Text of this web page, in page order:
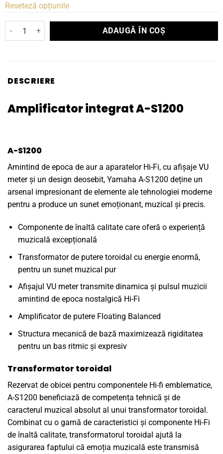
Reseteză opțiunile
Cantitate Amplificator integrat Yamaha A-S1200
ADAUGĂ ÎN COȘ
DESCRIERE
Amplificator integrat A-S1200
A-S1200
Amintind de epoca de aur a aparatelor Hi-Fi, cu afișaje VU
meter și un design deosebit, Yamaha A-S1200 deține un
arsenal impresionant de elemente ale tehnologiei moderne
pentru a produce un sunet emoționant, muzical și precis.
Componente de înaltă calitate care oferă o experiență
muzicală excepțională
Transformator de putere toroidal cu energie enormă,
pentru un sunet muzical pur
Afișajul VU meter transmite dinamica și pulsul muzicii
amintind de epoca nostalgică Hi-Fi
Amplificator de putere Floating Balanced
Structura mecanică de bază maximizează rigiditatea
pentru un bas ritmic și expresiv
Transformator toroidal
Rezervat de obicei pentru componentele Hi-fi emblematice,
A-S1200 beneficiază de competența tehnică și de
caracterul muzical absolut al unui transformator toroidal.
Combinat cu o gamă de caracteristici și componente Hi-Fi
de înaltă calitate, transformatorul toroidal ajută la
asigurarea faptului că emoția muzicală este transmisă